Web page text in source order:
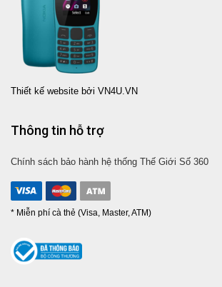
Thiết kế website bởi VN4U.VN
Thông tin hỗ trợ
Chính sách bảo hành hệ thống Thế Giới Số 360
* Miễn phí cà thẻ (Visa, Master, ATM)